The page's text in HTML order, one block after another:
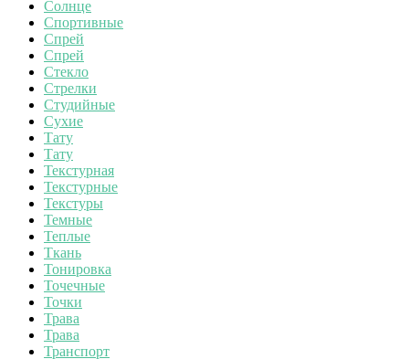
Солнце
Спортивные
Спрей
Спрей
Стекло
Стрелки
Студийные
Сухие
Тату
Тату
Текстурная
Текстурные
Текстуры
Темные
Теплые
Ткань
Тонировка
Точечные
Точки
Трава
Трава
Транспорт